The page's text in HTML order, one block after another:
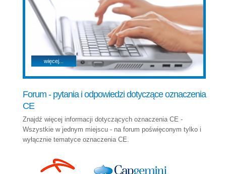
więcej...
Forum - pytania i odpowiedzi dotyczące oznaczenia
CE
Znajdź więcej informacji dotyczących oznaczenia CE -
Wszystkie w jednym miejscu - na forum poświęconym tylko i
wyłącznie tematyce oznaczenia CE.